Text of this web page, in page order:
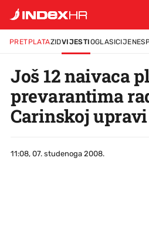
PRETPLATAZIDVIJESTIOGLASICIJENE
Još 12 naivaca
prevarantima
Carinskoj upravi
11:08, 07. studenoga 2008.